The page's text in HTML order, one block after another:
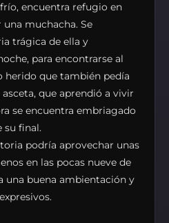
encuentra refugio en
muchacha. Se
trágica de ella y
para encontrarse al
herido que también pedía
que aprendió a vivir
se encuentra embriagado
su final.
podría aprovechar unas
en las pocas nueve de
una buena ambientación y